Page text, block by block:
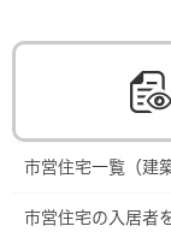
市営住宅一覧（建
市営住宅の入居者